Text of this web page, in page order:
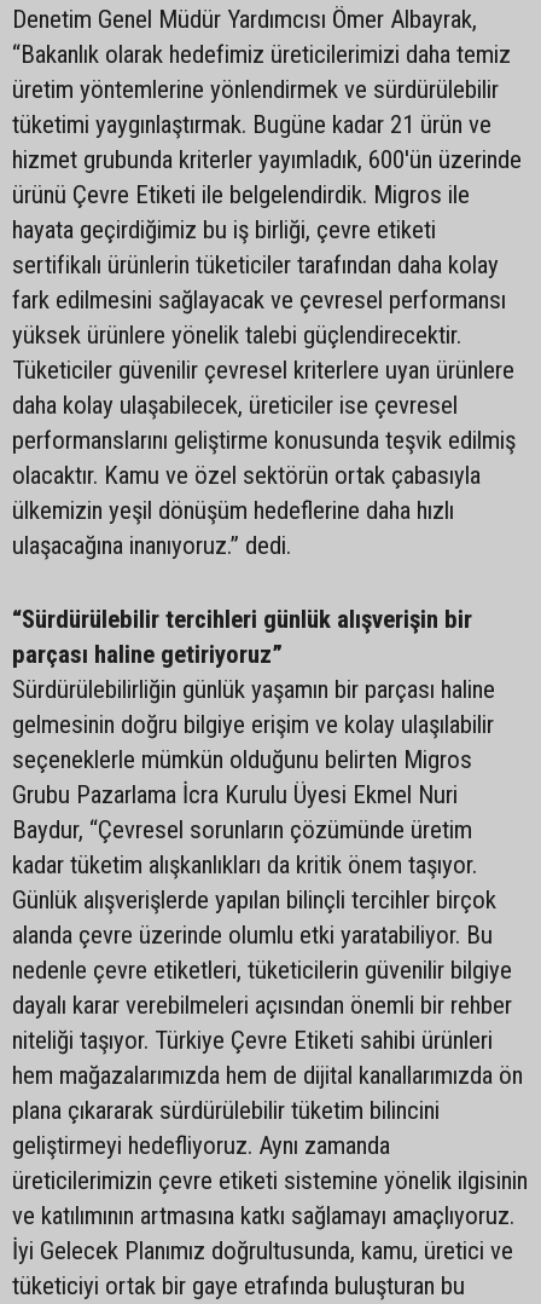
Denetim Genel Müdür Yardımcısı Ömer Albayrak,
“Bakanlık olarak hedefimiz üreticilerimizi daha temiz
üretim yöntemlerine yönlendirmek ve sürdürülebilir
tüketimi yaygınlaştırmak. Bugüne kadar 21 ürün ve
hizmet grubunda kriterler yayımladık, 600'ün üzerinde
ürünü Çevre Etiketi ile belgelendirdik. Migros ile
hayata geçirdiğimiz bu iş birliği, çevre etiketi
sertifikalı ürünlerin tüketiciler tarafından daha kolay
fark edilmesini sağlayacak ve çevresel performansı
yüksek ürünlere yönelik talebi güçlendirecektir.
Tüketiciler güvenilir çevresel kriterlere uyan ürünlere
daha kolay ulaşabilecek, üreticiler ise çevresel
performanslarını geliştirme konusunda teşvik edilmiş
olacaktır. Kamu ve özel sektörün ortak çabasıyla
ülkemizin yeşil dönüşüm hedeflerine daha hızlı
ulaşacağına inanıyoruz.” dedi.
“Sürdürülebilir tercihleri günlük alışverişin bir
parçası haline getiriyoruz”
Sürdürülebilirliğin günlük yaşamın bir parçası haline
gelmesinin doğru bilgiye erişim ve kolay ulaşılabilir
seçeneklerle mümkün olduğunu belirten Migros
Grubu Pazarlama İcra Kurulu Üyesi Ekmel Nuri
Baydur, “Çevresel sorunların çözümünde üretim
kadar tüketim alışkanlıkları da kritik önem taşıyor.
Günlük alışverişlerde yapılan bilinçli tercihler birçok
alanda çevre üzerinde olumlu etki yaratabiliyor. Bu
nedenle çevre etiketleri, tüketicilerin güvenilir bilgiye
dayalı karar verebilmeleri açısından önemli bir rehber
niteliği taşıyor. Türkiye Çevre Etiketi sahibi ürünleri
hem mağazalarımızda hem de dijital kanallarımızda ön
plana çıkararak sürdürülebilir tüketim bilincini
geliştirmeyi hedefliyoruz. Aynı zamanda
üreticilerimizin çevre etiketi sistemine yönelik ilgisinin
ve katılımının artmasına katkı sağlamayı amaçlıyoruz.
İyi Gelecek Planımız doğrultusunda, kamu, üretici ve
tüketiciyi ortak bir gaye etrafında buluşturan bu